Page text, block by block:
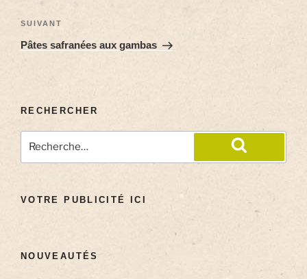
SUIVANT
Pâtes safranées aux gambas
RECHERCHER
VOTRE PUBLICITÉ ICI
NOUVEAUTÉS